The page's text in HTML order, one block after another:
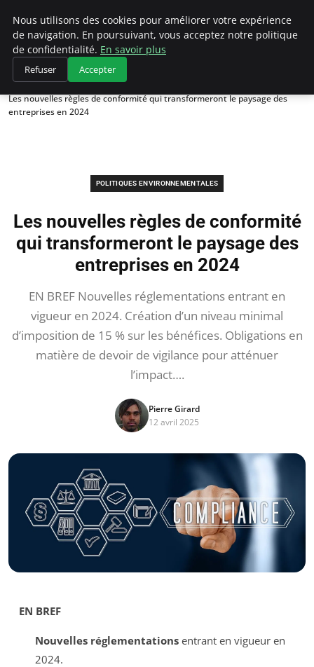
Climategatecountryclub.com
Accueil
Politiques environnementales
Les nouvelles règles de conformité qui transformeront le paysage des
entreprises en 2024
POLITIQUES ENVIRONNEMENTALES
Les nouvelles règles de conformité
qui transformeront le paysage des
entreprises en 2024
EN BREF Nouvelles réglementations entrant en
vigueur en 2024. Création d’un niveau minimal
d’imposition de 15 % sur les bénéfices. Obligations en
matière de devoir de vigilance pour atténuer
l’impact….
Pierre Girard
12 avril 2025
EN BREF
Nouvelles réglementationsentrant en vigueur en
2024.
Nous utilisons des cookies pour améliorer votre expérience
de navigation. En poursuivant, vous acceptez notre politique
de confidentialité. En savoir plus
Refuser Accepter